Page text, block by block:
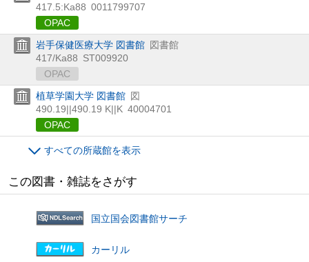
417.5:Ka88 0011799707
OPAC
岩手保健医療大学 図書館 図書館
417/Ka88 ST009920
OPAC
植草学園大学 図書館 図
490.19||490.19 K||K 40004701
OPAC
すべての所蔵館を表示
この図書・雑誌をさがす
国立国会図書館サーチ
カーリル